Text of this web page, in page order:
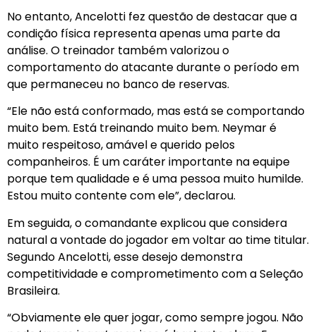
No entanto, Ancelotti fez questão de destacar que a
condição física representa apenas uma parte da
análise. O treinador também valorizou o
comportamento do atacante durante o período em
que permaneceu no banco de reservas.
“Ele não está conformado, mas está se comportando
muito bem. Está treinando muito bem. Neymar é
muito respeitoso, amável e querido pelos
companheiros. É um caráter importante na equipe
porque tem qualidade e é uma pessoa muito humilde.
Estou muito contente com ele”, declarou.
Em seguida, o comandante explicou que considera
natural a vontade do jogador em voltar ao time titular.
Segundo Ancelotti, esse desejo demonstra
competitividade e comprometimento com a Seleção
Brasileira.
“Obviamente ele quer jogar, como sempre jogou. Não